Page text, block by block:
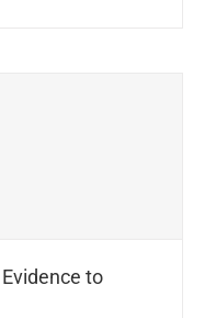
to